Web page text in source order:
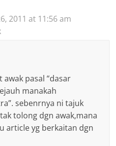
2011 at 11:56 am
pasal “dasar
manakah
sebenrnya ni tajuk
tolong dgn awak,mana
article yg berkaitan dgn